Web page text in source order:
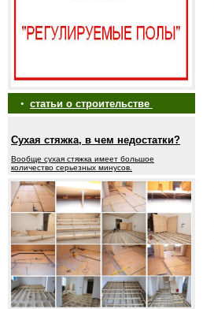
• статьи о строительстве
Сухая стяжка, в чем недостатки?
Вообще сухая стяжка имеет большое
количество серьезных минусов.